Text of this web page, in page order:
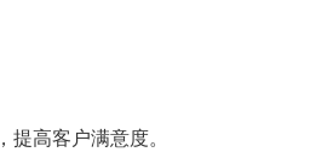
高客户满意度。